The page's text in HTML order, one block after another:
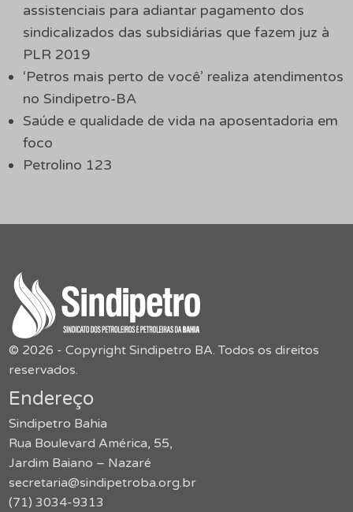
assistenciais para adiantar pagamento dos
sindicalizados das subsidiárias que fazem juz à
PLR 2019
‘Petros mais perto de você’ realiza atendimentos
no Sindipetro-BA
Saúde e qualidade de vida na aposentadoria em
foco
Petrolino 123
© 2026 - Copyright Sindipetro BA. Todos os direitos
reservados.
Endereço
Sindipetro Bahia
Rua Boulevard América, 55,
Jardim Baiano – Nazaré
secretaria@sindipetroba.org.br
(71) 3034-9313